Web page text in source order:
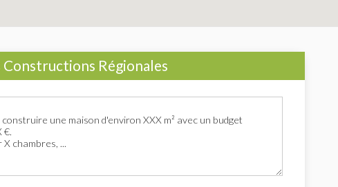
Régionales